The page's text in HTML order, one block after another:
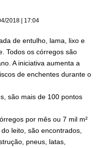
2018 | 17:04
de entulho, lama, lixo e
Todos os córregos são
A iniciativa aumenta a
de enchentes durante o
são mais de 100 pontos
por mês ou 7 mil m²
leito, são encontrados,
pneus, latas,